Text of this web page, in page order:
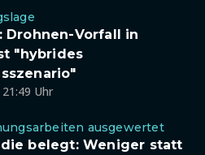
Drohnen-Vorfall in
"hybrides
21:49 Uhr
ausgewertet
belegt: Weniger statt